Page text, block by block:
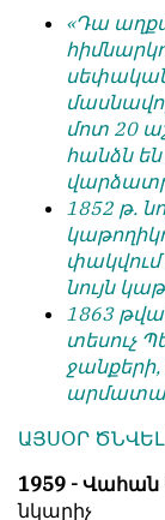
«Դա
սեփական
մոտ 20
հանձն
1852 թ.
փակվում
նույն
1863
տեսուչ
ԱՅՍՕՐ
1959 - Վահան
նկարիչ